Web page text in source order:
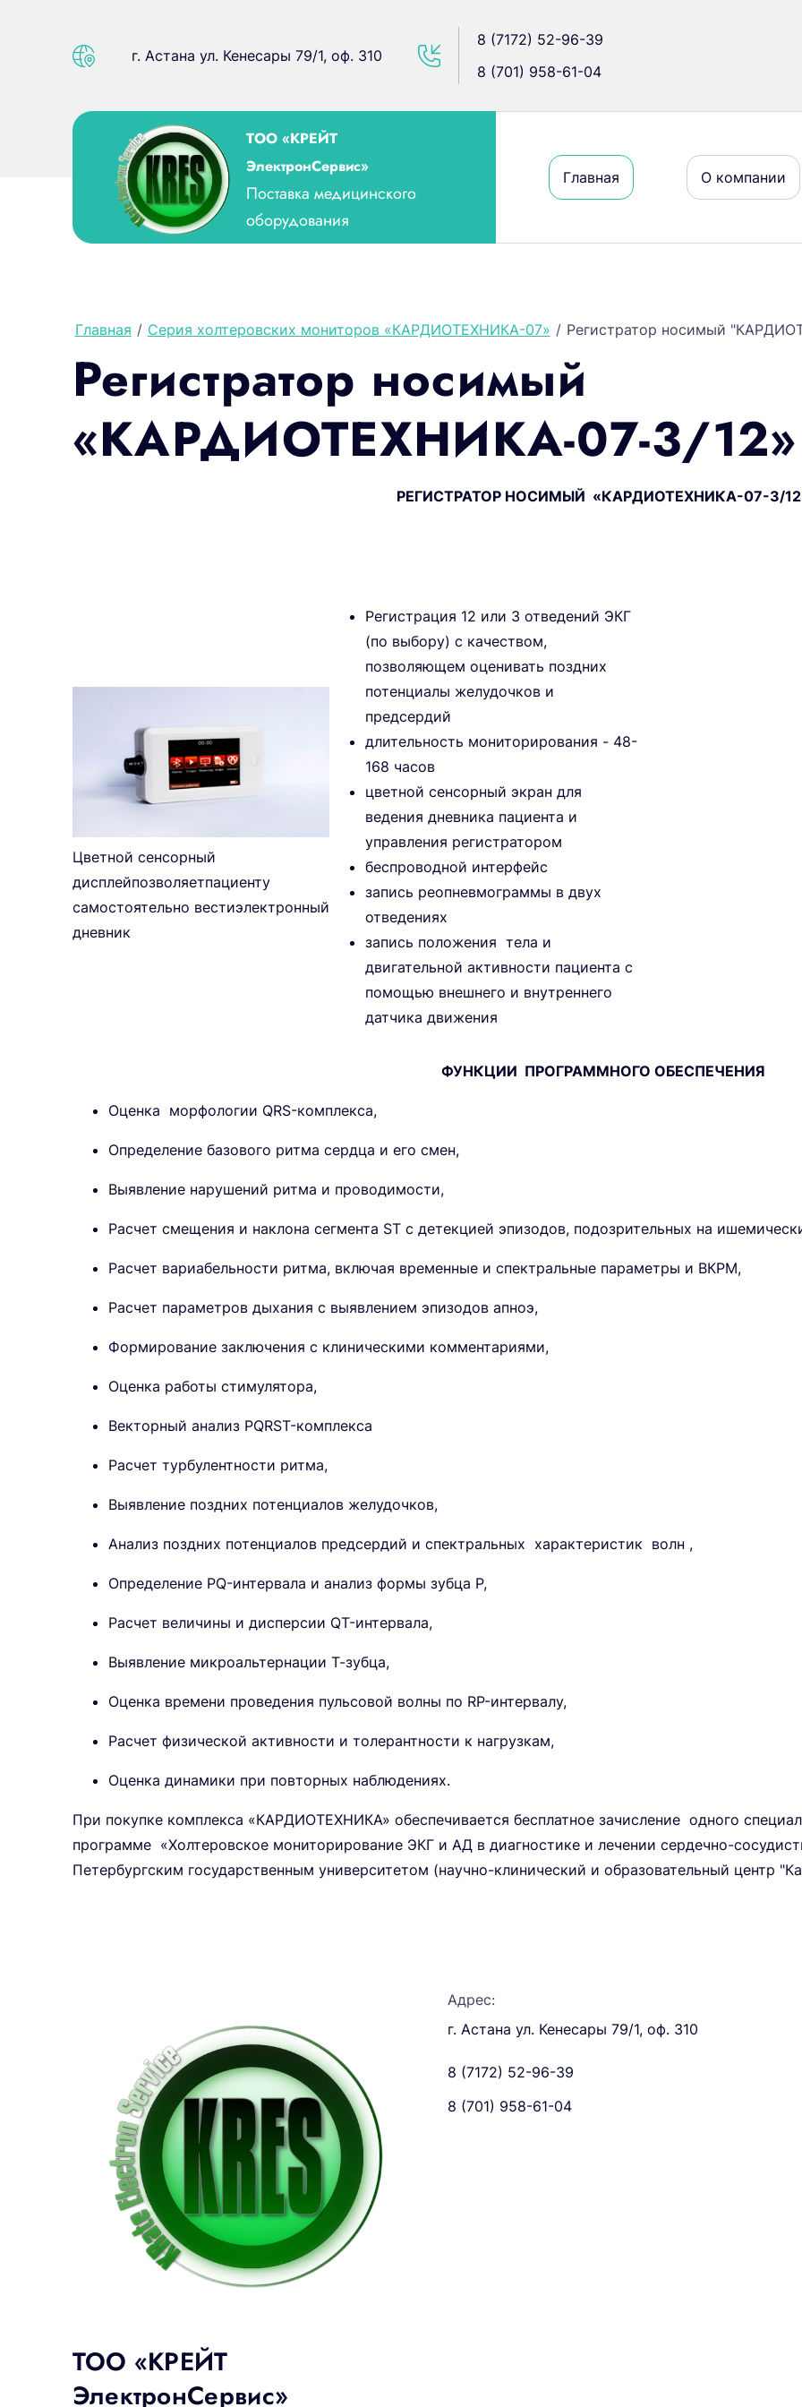
г. Астана ул. Кенесары 79/1, оф. 310
8 (7172) 52-96-39
8 (701) 958-61-04
ТОО «КРЕЙТ
ЭлектронСервис»
Поставка медицинского
оборудования
Главная О компании
Главная / Серия холтеровских мониторов «КАРДИОТЕХНИКА-07» / Регистратор носимый
Регистратор носимый
«КАРДИОТЕХНИКА-07-3/12»
РЕГИСТРАТОР НОСИМЫЙ «КАРДИОТЕХНИКА-07-3/
Цветной сенсорный
дисплейпозволяетпациенту
самостоятельно вестиэлектронный
дневник
Регистрация 12 или 3 отведений ЭКГ
(по выбору) с качеством,
позволяющем оценивать поздних
потенциалы желудочков и
предсердий
длительность мониторирования - 48-
168 часов
цветной сенсорный экран для
ведения дневника пациента и
управления регистратором
беспроводной интерфейс
запись реопневмограммы в двух
отведениях
запись положения тела и
двигательной активности пациента с
помощью внешнего и внутреннего
датчика движения
ФУНКЦИИ ПРОГРАММНОГО ОБЕСПЕЧЕНИЯ
Оценка морфологии QRS-комплекса,
Определение базового ритма сердца и его смен,
Выявление нарушений ритма и проводимости,
Расчет смещения и наклона сегмента ST с детекцией эпизодов, подозрительных на
Расчет вариабельности ритма, включая временные и спектральные параметры и ВКРМ,
Расчет параметров дыхания с выявлением эпизодов апноэ,
Формирование заключения с клиническими комментариями,
Оценка работы стимулятора,
Векторный анализ PQRST-комплекса
Расчет турбулентности ритма,
Выявление поздних потенциалов желудочков,
Анализ поздних потенциалов предсердий и спектральных характеристик волн ,
Определение PQ-интервала и анализ формы зубца Р,
Расчет величины и дисперсии QT-интервала,
Выявление микроальтернации Т-зубца,
Оценка времени проведения пульсовой волны по RP-интервалу,
Расчет физической активности и толерантности к нагрузкам,
Оценка динамики при повторных наблюдениях.
При покупке комплекса «КАРДИОТЕХНИКА» обеспечивается бесплатное зачисление одного
программе «Холтеровское мониторирование ЭКГ и АД в диагностике и лечении сердечно-
Петербургским государственным университетом (научно-клинический и образовательный центр
ТОО «КРЕЙТ
ЭлектронСервис»
Адрес:
г. Астана ул. Кенесары 79/1, оф. 310
8 (7172) 52-96-39
8 (701) 958-61-04